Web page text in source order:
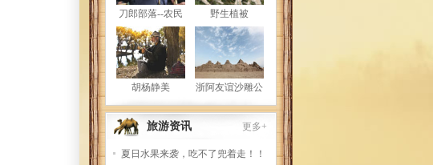
刀郎部落--农民
运动会
野生植被
胡杨静美
浙阿友谊沙雕公
园
旅游资讯 更多+
夏日水果来袭，吃不了兜着走！！